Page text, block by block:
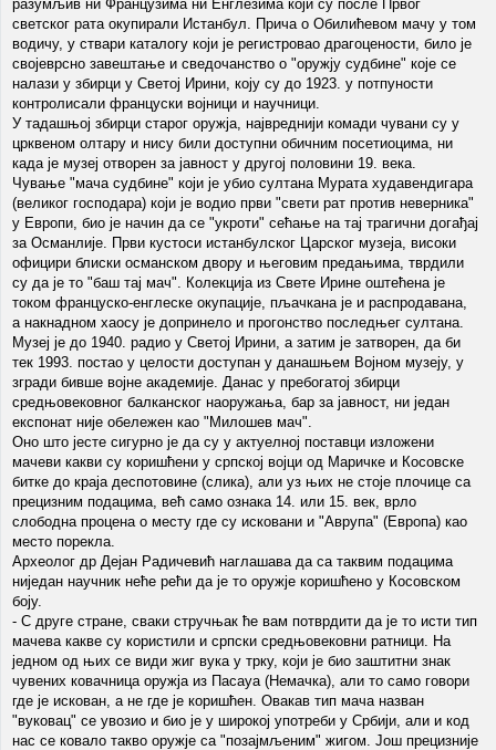
разумљив ни Французима ни Енглезима који су после Првог
светског рата окупирали Истанбул. Прича о Обилићевом мачу у том
водичу, у ствари каталогу који је регистровао драгоцености, било је
својеврсно завештање и сведочанство о "оружју судбине" које се
налази у збирци у Светој Ирини, коју су до 1923. у потпуности
контролисали француски војници и научници.
У тадашњој збирци старог оружја, највреднији комади чувани су у
црквеном олтару и нису били доступни обичним посетиоцима, ни
када је музеј отворен за јавност у другој половини 19. века.
Чување "мача судбине" који је убио султана Мурата худавендигара
(великог господара) који је водио први "свети рат против неверника"
у Европи, био је начин да се "укроти" сећање на тај трагични догађај
за Османлије. Први кустоси истанбулског Царског музеја, високи
официри блиски османском двору и његовим предањима, тврдили
су да је то "баш тај мач". Колекција из Свете Ирине оштећена је
током француско-енглеске окупације, пљачкана је и распродавана,
а накнадном хаосу је допринело и прогонство последњег султана.
Музеј је до 1940. радио у Светој Ирини, а затим је затворен, да би
тек 1993. постао у целости доступан у данашњем Војном музеју, у
згради бивше војне академије. Данас у пребогатој збирци
средњовековног балканског наоружања, бар за јавност, ни један
експонат није обележен као "Милошев мач".
Оно што јесте сигурно је да су у актуелној поставци изложени
мачеви какви су коришћени у српској војци од Маричке и Косовске
битке до краја деспотовине (слика), али уз њих не стоје плочице са
прецизним подацима, већ само ознака 14. или 15. век, врло
слободна процена о месту где су исковани и "Аврупа" (Европа) као
место порекла.
Археолог др Дејан Радичевић наглашава да са таквим подацима
ниједан научник неће рећи да је то оружје коришћено у Косовском
боју.
- С друге стране, сваки стручњак ће вам потврдити да је то исти тип
мачева какве су користили и српски средњовековни ратници. На
једном од њих се види жиг вука у трку, који је био заштитни знак
чувених ковачница оружја из Пасауа (Немачка), али то само говори
где је искован, а не где је коришћен. Овакав тип мача назван
"вуковац" се увозио и био је у широкој употреби у Србији, али и код
нас се ковало такво оружје са "позајмљеним" жигом. Још прецизније